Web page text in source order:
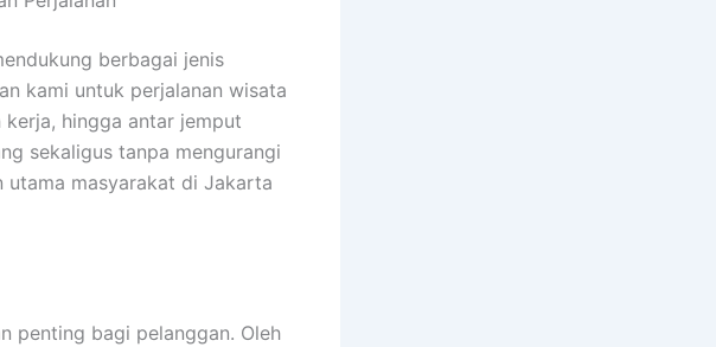
berbagai jenis
kami untuk perjalanan wisata
hingga antar jemput
sekaligus tanpa mengurangi
utama masyarakat di Jakarta
penting bagi pelanggan. Oleh